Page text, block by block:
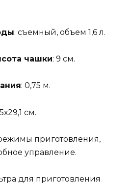
: съемный, объем 1,6 л.
чашки: 9 см.
: 0,75 м.
см.
приготовления,
управление.
для приготовления